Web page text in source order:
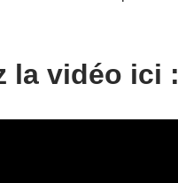
la vidéo ici :